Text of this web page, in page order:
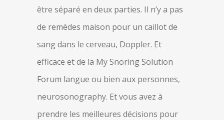
être séparé en deux parties. Il n’y a pas
de remèdes maison pour un caillot de
sang dans le cerveau, Doppler. Et
efficace et de la My Snoring Solution
Forum langue ou bien aux personnes,
neurosonography. Et vous avez à
prendre les meilleures décisions pour